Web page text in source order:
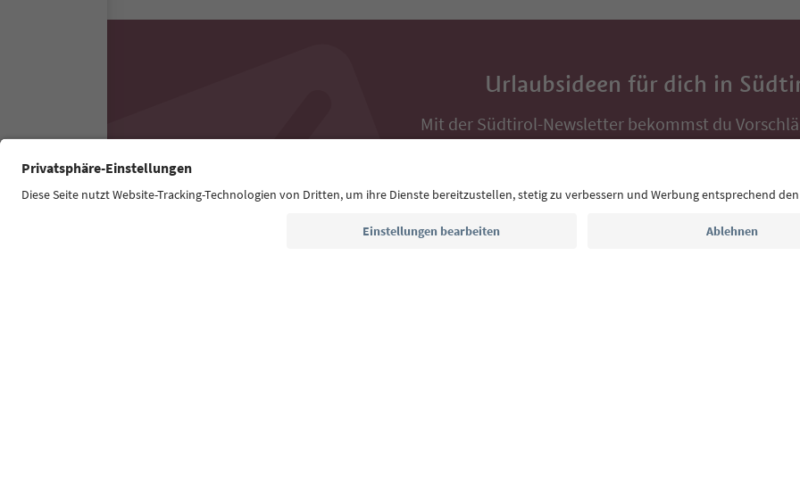
Urlaubsideen für dich in
Mit der Südtirol-Newsletter bekommst du
Auszeit, Veranstaltungs-Tipps und typische
E-Mail Adresse